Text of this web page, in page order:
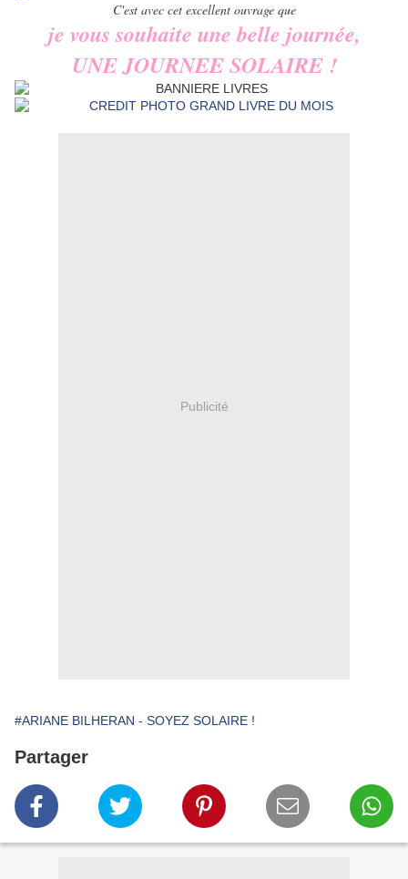
C'est avec cet excellent ouvrage que
je vous souhaite une belle journée,
UNE JOURNEE SOLAIRE !
Publicité
#ARIANE BILHERAN - SOYEZ SOLAIRE !
Partager